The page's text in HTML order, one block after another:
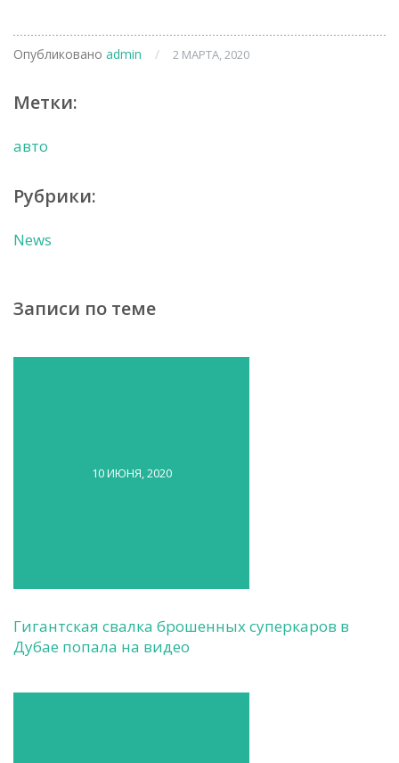
Опубликовано admin / 2 МАРТА, 2020
Метки:
авто
Рубрики:
News
Записи по теме
10 ИЮНЯ, 2020
Гигантская свалка брошенных суперкаров в
Дубае попала на видео